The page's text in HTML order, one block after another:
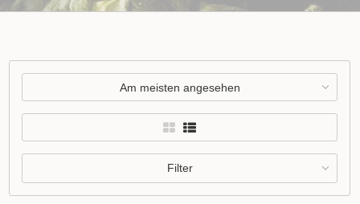
Am meisten angesehen
Filter